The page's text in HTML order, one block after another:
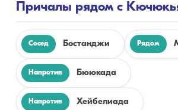
Причалы рядом с
Сосед Бостанджи Рядом
Напротив Бююкада
Напротив Хейбелиада